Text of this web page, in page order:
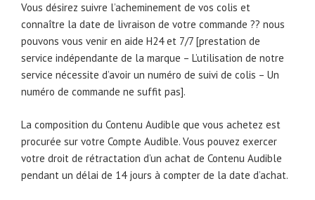
Vous désirez suivre l’acheminement de vos colis et
connaître la date de livraison de votre commande ?? nous
pouvons vous venir en aide H24 et 7/7 [prestation de
service indépendante de la marque – L’utilisation de notre
service nécessite d’avoir un numéro de suivi de colis – Un
numéro de commande ne suffit pas].
La composition du Contenu Audible que vous achetez est
procurée sur votre Compte Audible. Vous pouvez exercer
votre droit de rétractation d’un achat de Contenu Audible
pendant un délai de 14 jours à compter de la date d’achat.